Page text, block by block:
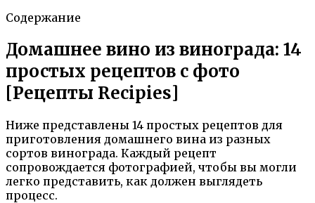
Содержание
Домашнее вино из винограда: 14
простых рецептов с фото
[Рецепты Recipies]
Ниже представлены 14 простых рецептов для
приготовления домашнего вина из разных
сортов винограда. Каждый рецепт
сопровождается фотографией, чтобы вы могли
легко представить, как должен выглядеть
процесс.